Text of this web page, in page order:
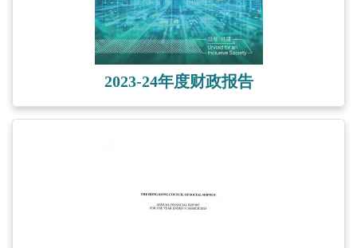
2023-24年度财政报告